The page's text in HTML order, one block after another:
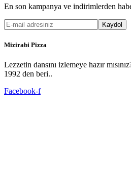
En son kampanya ve indirimlerden
Kaydol
Mizirabi Pizza
Lezzetin dansını izlemeye hazır
1992 den beri..
Facebook-f